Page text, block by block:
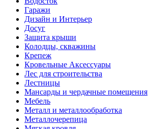
Гаражи
Дизайн и Интерьер
Досуг
Защита крыши
Колодцы, скважины
Крепеж
Кровельные Аксессуары
Лес для строительства
Лестницы
Мансарды и чердачные помещения
Мебель
Металл и металлообработка
Металлочерепица